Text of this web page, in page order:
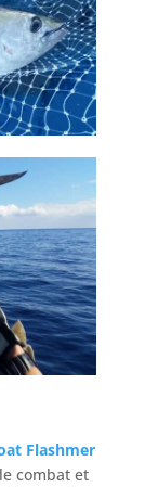
Flashmer
combat et